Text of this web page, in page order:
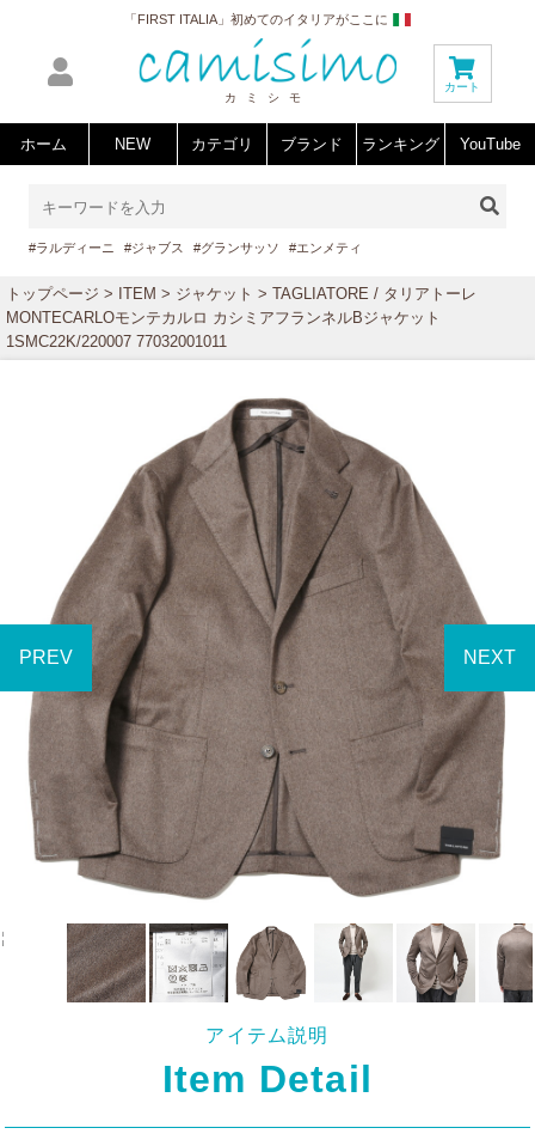
「FIRST ITALIA」初めてのイタリアがここに
カミシモ
カート
ホーム NEW カテゴリ ブランド ランキング YouTube
#ラルディーニ #ジャブス #グランサッソ #エンメティ
トップページ > ITEM > ジャケット > TAGLIATORE / タリアトーレ
MONTECARLOモンテカルロ カシミアフランネルBジャケット
1SMC22K/220007 77032001011
アイテム説明
Item Detail